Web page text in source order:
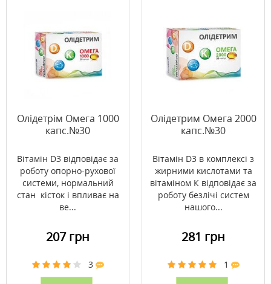
Олідетрім Омега 1000
капс.№30
Вітамін D3 відповідає за
роботу опорно-рухової
системи, нормальний
стан кісток і впливає на
ве...
207 грн
3
Олідетрим Омега 2000
капс.№30
Вітамін D3 в комплексі з
жирними кислотами та
вітаміном К відповідає за
роботу безлічі систем
нашого...
281 грн
1